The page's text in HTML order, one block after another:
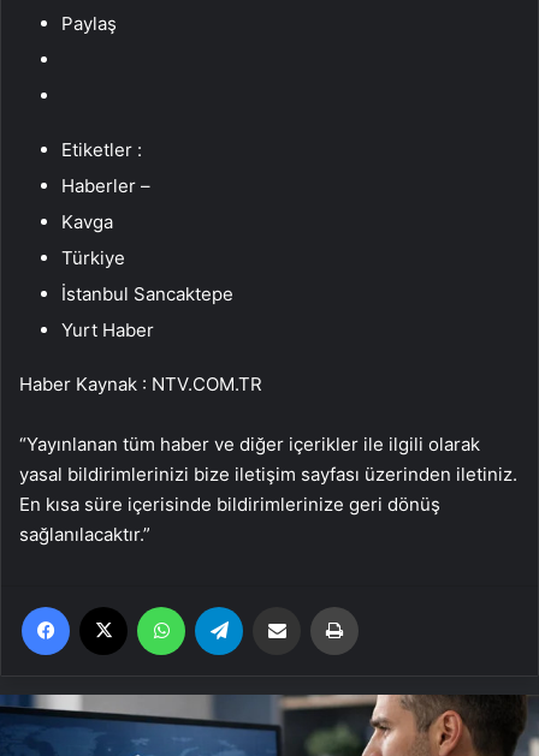
Paylaş
Etiketler :
Haberler –
Kavga
Türkiye
İstanbul Sancaktepe
Yurt Haber
Haber Kaynak : NTV.COM.TR
“Yayınlanan tüm haber ve diğer içerikler ile ilgili olarak
yasal bildirimlerinizi bize iletişim sayfası üzerinden iletiniz.
En kısa süre içerisinde bildirimlerinize geri dönüş
sağlanılacaktır.”
Facebook WhatsApp Email'den paylaş